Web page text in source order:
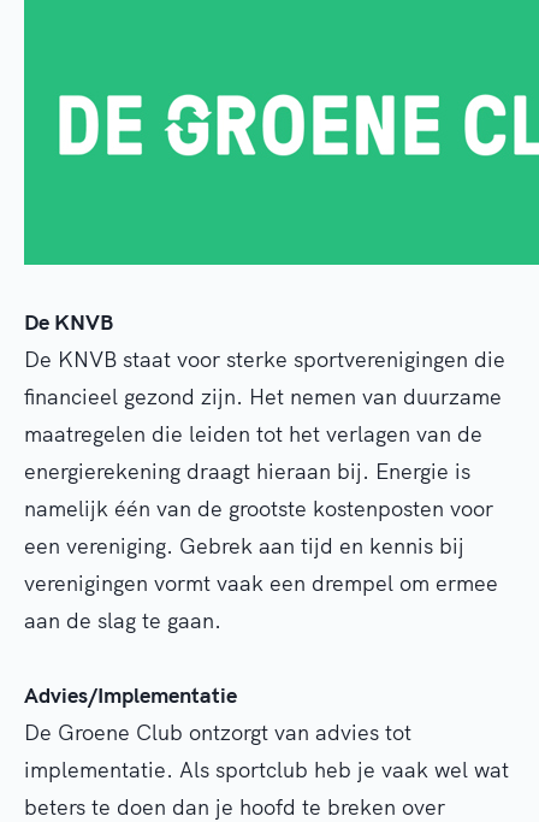
De KNVB
De KNVB staat voor sterke sportverenigingen die
financieel gezond zijn. Het nemen van duurzame
maatregelen die leiden tot het verlagen van de
energierekening draagt hieraan bij. Energie is
namelijk één van de grootste kostenposten voor
een vereniging. Gebrek aan tijd en kennis bij
verenigingen vormt vaak een drempel om ermee
aan de slag te gaan.
Advies/Implementatie
De Groene Club ontzorgt van advies tot
implementatie. Als sportclub heb je vaak wel wat
beters te doen dan je hoofd te breken over